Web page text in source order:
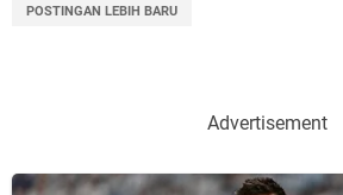
POSTINGAN LEBIH BARU
Advertisement